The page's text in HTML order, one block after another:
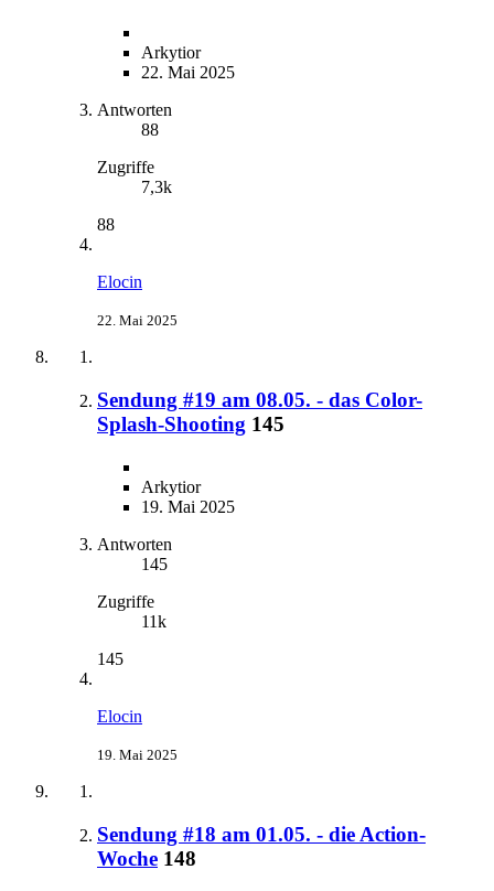
Arkytior
22. Mai 2025
Antworten
88
Zugriffe
7,3k
88
Elocin
22. Mai 2025
Sendung #19 am 08.05. - das Color-
Splash-Shooting 145
Arkytior
19. Mai 2025
Antworten
145
Zugriffe
11k
145
Elocin
19. Mai 2025
Sendung #18 am 01.05. - die Action-
Woche 148